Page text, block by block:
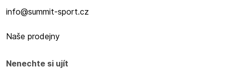
info@summit-sport.cz
Naše prodejny
Nenechte si ujít